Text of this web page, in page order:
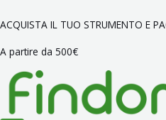
ACQUISTA IL TUO STRUMENTO E
A partire da 500€